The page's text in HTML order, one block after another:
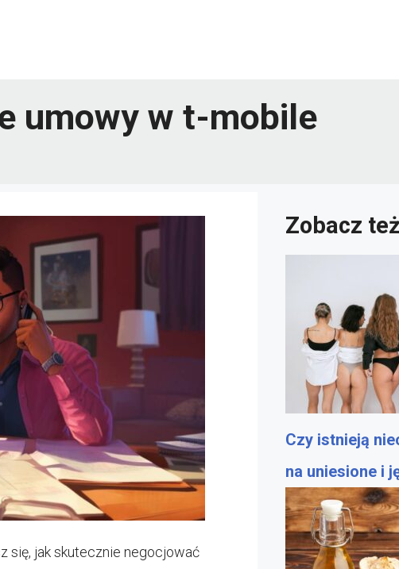
umowy w t-mobile
się, jak skutecznie negocjować
Zobacz też
Czy istnieją
na uniesione i